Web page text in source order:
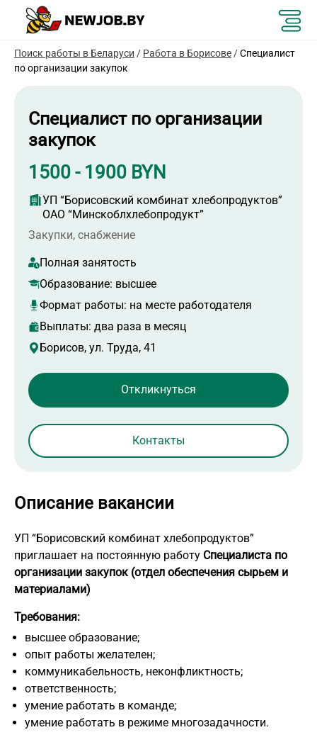
Поиск работы в Беларуси / Работа в Борисове /Специалист
по организации закупок
Специалист по организации
закупок
1500 - 1900 BYN
УП “Борисовский комбинат хлебопродуктов”
ОАО “Минскоблхлебопродукт”
Закупки, снабжение
Полная занятость
Образование: высшее
Формат работы: на месте работодателя
Выплаты: два раза в месяц
Борисов, ул. Труда, 41
Контакты
Описание вакансии
УП “Борисовский комбинат хлебопродуктов”
приглашает на постоянную работу Специалиста по
организации закупок (отдел обеспечения сырьем и
материалами)
Требования:
высшее образование;
опыт работы желателен;
коммуникабельность, неконфликтность;
ответственность;
умение работать в команде;
умение работать в режиме многозадачности.